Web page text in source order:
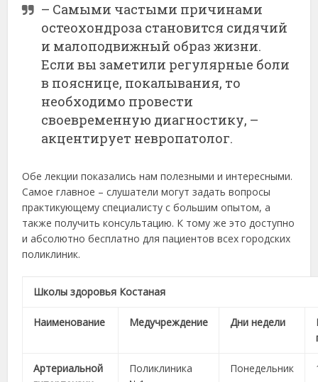
– Самыми частыми причинами
остеохондроза становится сидячий
и малоподвижный образ жизни.
Если вы заметили регулярные боли
в пояснице, покалывания, то
необходимо провести
своевременную диагностику, –
акцентирует невропатолог.
Обе лекции показались нам полезными и интересными.
Самое главное – слушатели могут задать вопросы
практикующему специалисту с большим опытом, а
также получить консультацию. К тому же это доступно
и абсолютно бесплатно для пациентов всех городских
поликлиник.
Школы здоровья Костаная
Наименование Медучреждение Дни недели
Артериальной
Поликлиника
Понедельник